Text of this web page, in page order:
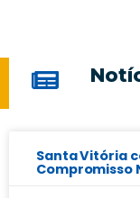
Santa Vitória
Compromisso